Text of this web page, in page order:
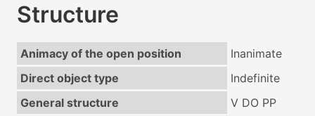
Structure
Animacy of the open position
Inanimate
Direct object type
Indefinite
General structure
V DO PP